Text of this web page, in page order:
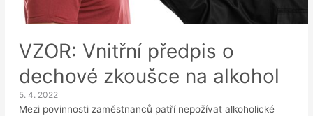
VZOR: Vnitřní předpis o
dechové zkoušce na alkohol
5. 4. 2022
Mezi povinnosti zaměstnanců patří nepožívat alkoholické